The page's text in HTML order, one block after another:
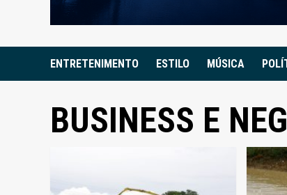
ENTRETENIMENTO ESTILO MÚSICA
BUSINESS E